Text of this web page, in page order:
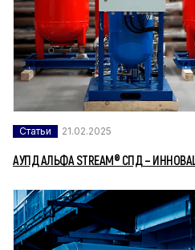
Статьи 21.02.2025
АУПД АЛЬФА STREAM® СПД –